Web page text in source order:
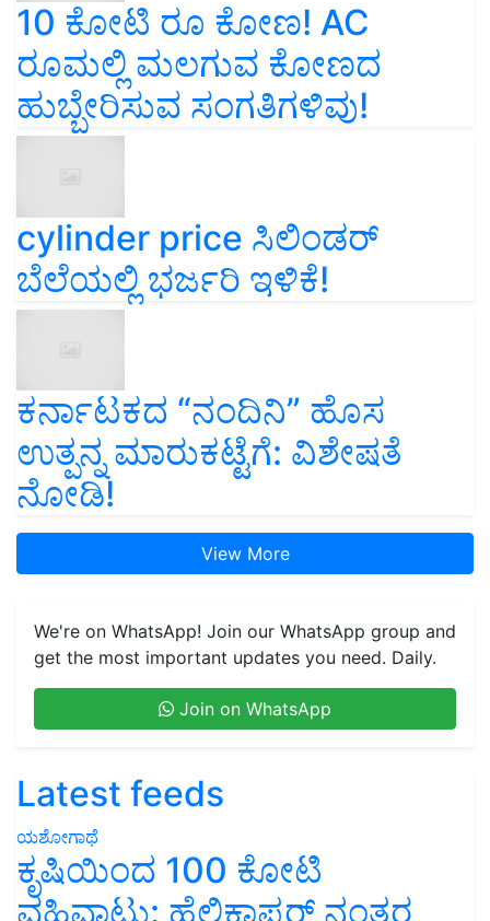
10 ಕೋಟಿ ರೂ ಕೋಣ! AC
ರೂಮಲ್ಲಿ ಮಲಗುವ ಕೋಣದ
ಹುಬ್ಬೇರಿಸುವ ಸಂಗತಿಗಳಿವು!
cylinder price ಸಿಲಿಂಡರ್‌
ಬೆಲೆಯಲ್ಲಿ ಭರ್ಜರಿ ಇಳಿಕೆ!
ಕರ್ನಾಟಕದ “ನಂದಿನಿ” ಹೊಸ
ಉತ್ಪನ್ನ ಮಾರುಕಟ್ಟೆಗೆ: ವಿಶೇಷತೆ
ನೋಡಿ!
View More
We're on WhatsApp! Join our WhatsApp group and
get the most important updates you need. Daily.
Join on WhatsApp
Latest feeds
ಯಶೋಗಾಥೆ
ಕೃಷಿಯಿಂದ 100 ಕೋಟಿ
ವಹಿವಾಟು: ಹೆಲಿಕಾಪ್ಟರ್ ನಂತರ